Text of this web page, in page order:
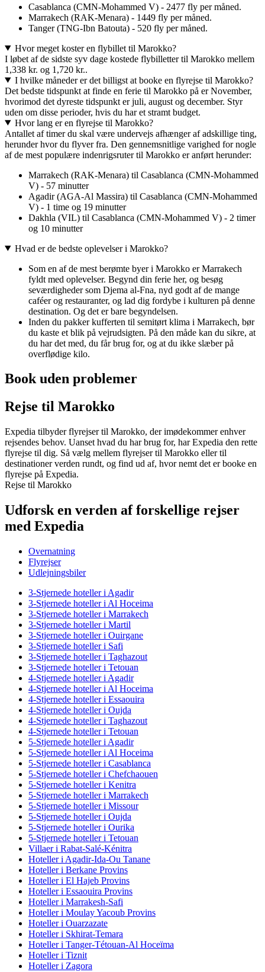
Casablanca (CMN-Mohammed V) - 2477 fly per måned.
Marrakech (RAK-Menara) - 1449 fly per måned.
Tanger (TNG-Ibn Batouta) - 520 fly per måned.
Hvor meget koster en flybillet til Marokko?
I løbet af de sidste syv dage kostede flybilletter til Marokko mellem
1,338 kr. og 1,720 kr..
I hvilke måneder er det billigst at booke en flyrejse til Marokko?
Det bedste tidspunkt at finde en ferie til Marokko på er November,
hvorimod det dyreste tidspunkt er juli, august og december. Styr
uden om disse perioder, hvis du har et stramt budget.
Hvor lang er en flyrejse til Marokko?
Antallet af timer du skal være undervejs afhænger af adskillige ting,
herunder hvor du flyver fra. Den gennemsnitlige varighed for nogle
af de mest populære indenrigsruter til Marokko er anført herunder:
Marrakech (RAK-Menara) til Casablanca (CMN-Mohammed
V) - 57 minutter
Agadir (AGA-Al Massira) til Casablanca (CMN-Mohammed
V) - 1 time og 19 minutter
Dakhla (VIL) til Casablanca (CMN-Mohammed V) - 2 timer
og 10 minutter
Hvad er de bedste oplevelser i Marokko?
Som en af de mest berømte byer i Marokko er Marrakech
fyldt med oplevelser. Begynd din ferie her, og besøg
seværdigheder som Djema al-Fna, nyd godt af de mange
caféer og restauranter, og lad dig fordybe i kulturen på denne
destination. Og det er bare begyndelsen.
Inden du pakker kufferten til semitørt klima i Marrakech, bør
du kaste et blik på vejrudsigten. På den måde kan du sikre, at
du har det med, du får brug for, og at du ikke slæber på
overflødige kilo.
Book uden problemer
Rejse til Marokko
Expedia tilbyder flyrejser til Marokko, der imødekommer enhver
rejsendes behov. Uanset hvad du har brug for, har Expedia den rette
flyrejse til dig. Så vælg mellem flyrejser til Marokko eller til
destinationer verden rundt, og find ud af, hvor nemt det er booke en
flyrejse på Expedia.
Rejse til Marokko
Udforsk en verden af forskellige rejser
med Expedia
Overnatning
Flyrejser
Udlejningsbiler
3-Stjernede hoteller i Agadir
3-Stjernede hoteller i Al Hoceima
3-Stjernede hoteller i Marrakech
3-Stjernede hoteller i Martil
3-Stjernede hoteller i Ouirgane
3-Stjernede hoteller i Safi
3-Stjernede hoteller i Taghazout
3-Stjernede hoteller i Tetouan
4-Stjernede hoteller i Agadir
4-Stjernede hoteller i Al Hoceima
4-Stjernede hoteller i Essaouira
4-Stjernede hoteller i Oujda
4-Stjernede hoteller i Taghazout
4-Stjernede hoteller i Tetouan
5-Stjernede hoteller i Agadir
5-Stjernede hoteller i Al Hoceima
5-Stjernede hoteller i Casablanca
5-Stjernede hoteller i Chefchaouen
5-Stjernede hoteller i Kenitra
5-Stjernede hoteller i Marrakech
5-Stjernede hoteller i Missour
5-Stjernede hoteller i Oujda
5-Stjernede hoteller i Ourika
5-Stjernede hoteller i Tetouan
Villaer i Rabat-Salé-Kénitra
Hoteller i Agadir-Ida-Ou Tanane
Hoteller i Berkane Provins
Hoteller i El Hajeb Provins
Hoteller i Essaouira Provins
Hoteller i Marrakesh-Safi
Hoteller i Moulay Yacoub Provins
Hoteller i Ouarzazate
Hoteller i Skhirat-Temara
Hoteller i Tanger-Tétouan-Al Hoceïma
Hoteller i Tiznit
Hoteller i Zagora